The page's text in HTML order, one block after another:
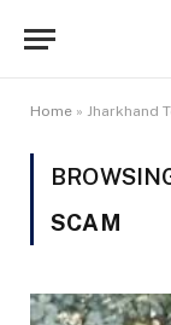
Home » Jharkhand
SCAM